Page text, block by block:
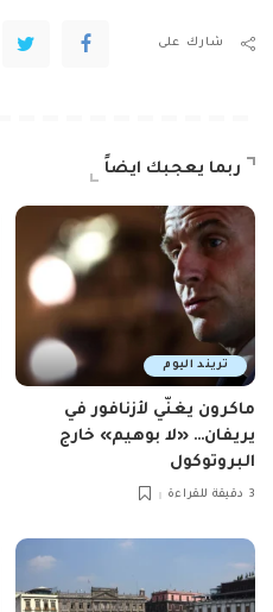
شارك على
ربما يعجبك ايضاً
تريند اليوم
ماكرون يغنّي لأزنافور في
يريفان… «لا بوهيم» خارج
البروتوكول
3 دقيقة للقراءة